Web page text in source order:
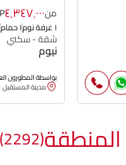
من٤٬٣٤٧٬٠٠٠
١ غرفة نوم ١ حمام
شقة - سكني
نيوم
بواسطة المطورون
مدينة المستقبل
المنطقة(2292)